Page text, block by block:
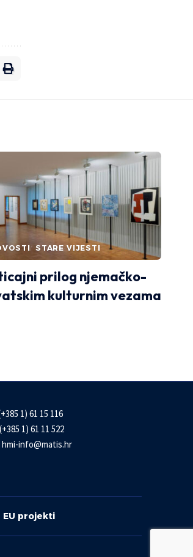
STARE VIJESTI
prilog njemačko-
kulturnim vezama
1) 61 15 116
1) 61 11 522
hmi-info@matis.hr
EU projekti